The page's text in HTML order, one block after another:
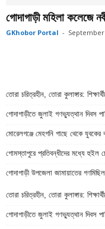
গোদাগাড়ী মহিলা কলেজে
GKhobor Portal - September
তোরা চরিত্রহীন, তোরা কুলাঙ্গার:
গোদাগাড়ীতে জুলাই গণভ্যুত্থান দিবস
মোরেলগঞ্জে মেহগনি গাছে থেকে
গোমস্তাপুরে প্রতিবন্ধীদের মধ্যে হুইল
গোদাগাড়ী উপজেলা জামায়াতের
তোরা চরিত্রহীন, তোরা কুলাঙ্গার:
গোদাগাড়ীতে জুলাই গণভ্যুত্থান দিবস